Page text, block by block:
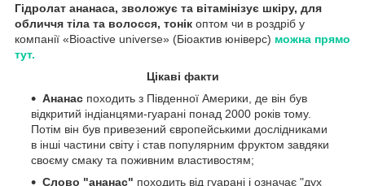
Гідролат ананаса, зволожує та вітамінізує шкіру, для
обличчя тіла та волосся, тонік оптом чи в роздріб у
компанії «Bioactive universe» (Біоактив юніверс) можна прямо
тут.
Цікаві факти
Ананас походить з Південної Америки, де він був
відкритий індіанцями-гуарані понад 2000 років тому.
Потім він був привезений європейськими дослідниками
в інші частини світу і став популярним фруктом завдяки
своєму смаку та поживним властивостям;
Слово "ананас" походить від гуарані і означає "дух